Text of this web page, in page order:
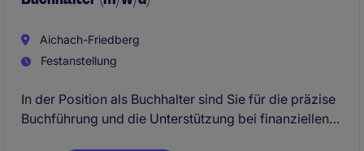
Aichach-Friedberg
Festanstellung
In der Position als Buchhalter sind Sie für die präzise
Buchführung und die Unterstützung bei finanziellen